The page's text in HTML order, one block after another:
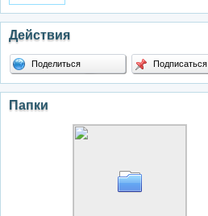
Действия
Поделиться Подписаться
Папки